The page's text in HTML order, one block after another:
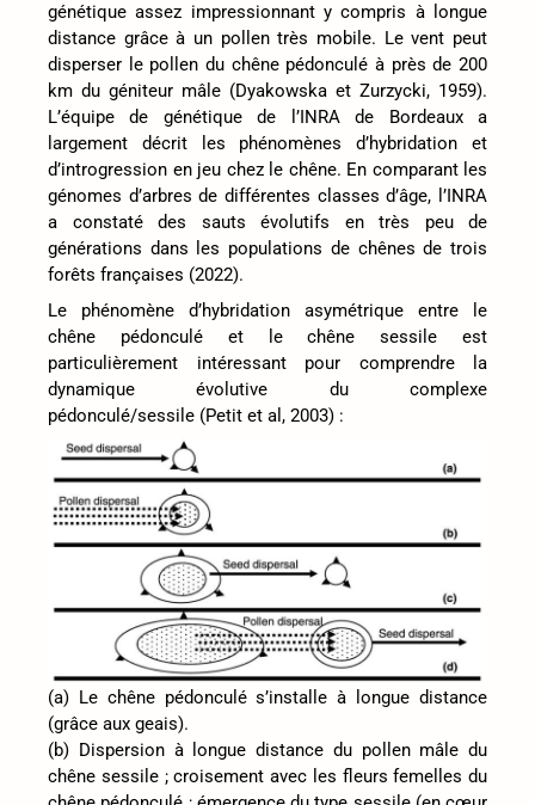
génétique assez impressionnant y compris à longue
distance grâce à un pollen très mobile. Le vent peut
disperser le pollen du chêne pédonculé à près de 200
km du géniteur mâle (Dyakowska et Zurzycki, 1959).
L’équipe de génétique de l’INRA de Bordeaux a
largement décrit les phénomènes d’hybridation et
d’introgression en jeu chez le chêne. En comparant les
génomes d’arbres de différentes classes d’âge, l’INRA
a constaté des sauts évolutifs en très peu de
générations dans les populations de chênes de trois
forêts françaises (2022).
Le phénomène d’hybridation asymétrique entre le
chêne pédonculé et le chêne sessile est
particulièrement intéressant pour comprendre la
dynamique évolutive du complexe
pédonculé/sessile (Petit et al, 2003) :
(a) Le chêne pédonculé s’installe à longue distance
(grâce aux geais).
(b) Dispersion à longue distance du pollen mâle du
chêne sessile ; croisement avec les fleurs femelles du